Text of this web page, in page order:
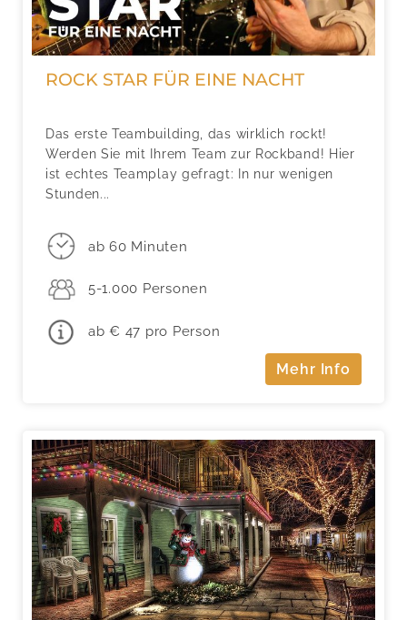
ROCK STAR FÜR EINE NACHT
Das erste Teambuilding, das wirklich rockt!
Werden Sie mit Ihrem Team zur Rockband! Hier
ist echtes Teamplay gefragt: In nur wenigen
Stunden...
ab 60 Minuten
5-1.000 Personen
ab € 47 pro Person
Mehr Info